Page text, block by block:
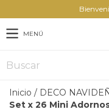
MENÚ
Inicio / DECO
Set x 26 Mini